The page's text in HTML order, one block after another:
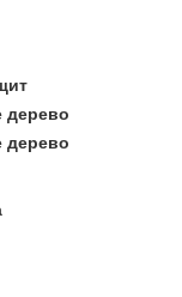
дерево
дерево